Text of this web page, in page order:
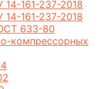
161-237-2018
161-237-2018
633-80
компрессорных